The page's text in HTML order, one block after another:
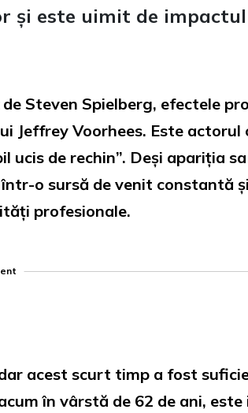
și este uimit de
Steven Spielberg, efectele
Voorhees. Este actorul
de rechin”. Deși apariția
o sursă de venit constantă
profesionale.
acest scurt timp a fost
în vârstă de 62 de ani,